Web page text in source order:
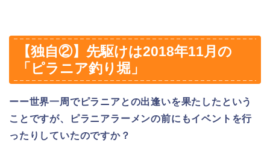
【独自②】先駆けは2018年11月の
「ピラニア釣り堀」
ーー世界一周でピラニアとの出逢いを果たしたという
ことですが、ピラニアラーメンの前にもイベントを行
ったりしていたのですか？